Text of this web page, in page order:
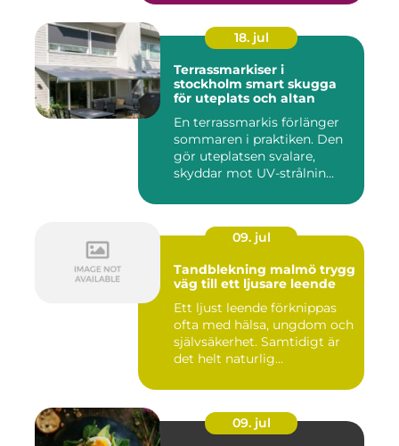
18. jul
Terrassmarkiser i
stockholm smart skugga
för uteplats och altan
En terrassmarkis förlänger
sommaren i praktiken. Den
gör uteplatsen svalare,
skyddar mot UV-strålnin...
09. jul
Tandblekning malmö trygg
väg till ett ljusare leende
Ett ljust leende förknippas
ofta med hälsa, ungdom och
självsäkerhet. Samtidigt är
det helt naturlig...
09. jul